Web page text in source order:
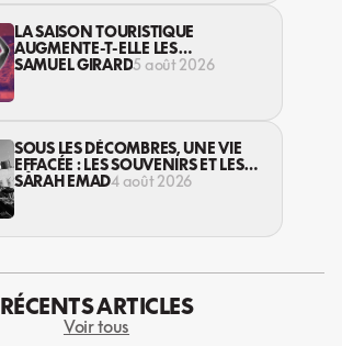
LA SAISON TOURISTIQUE
AUGMENTE-T-ELLE LES
VIOLENCES CONTRE LES
SAMUEL GIRARD5 août 2026
SOUS LES DÉCOMBRES, UNE VIE
EFFACÉE : LES SOUVENIRS ET LES
RÊVES PERDUS DES HABITANT·ES
SARAH EMAD4 août 2026
RÉCENTS ARTICLES
Voir tous